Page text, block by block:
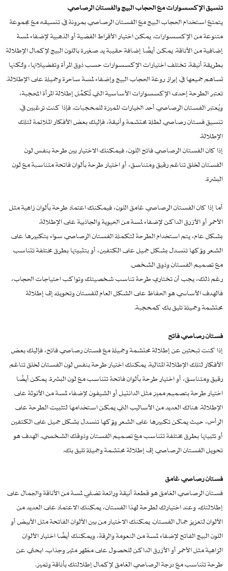
تنسيق الإكسسوارات مع الحجاب البيج والفستان الرصاصي
يتمتع استخدام الحجاب البيج مع الفستان الرصاصي بمرونة في تنسيقه مع مجموعة
متنوعة من الإكسسوارات. يمكن اختيار الأقراط الفضية أو الذهبية لإضفاء لمسة
إضافية من الأناقة. يمكن أيضًا إضافة حقيبة يد صغيرة باللون البيج لإكمال الإطلالة
بطريقة أنيقة. تختلف اختيارات الإكسسوارات حسب ذوق المرأة وتفضيلاتها، ولكنها
تساهم جميعها في إبراز روعة الحجاب البيج وإضفاء لمسة ساحرة وجميلة على الإطلالة.
تعتبر الطرحة إحدى الإكسسوارات الأساسية التي تُكمِّل إطلالة المرأة المحجبة،
ويُعتبر الفستان الرصاصي أحد الخيارات المميزة للمحجبات. فإذا كنت ترغبين في
تنسيق فستان رصاصي لطلة محتشمة وأنيقة، فإليك بعض الأفكار الملائمة لتلك
الإطلالة.
إذا كان الفستان الرصاصي فاتح اللون، فيمكنك الاختيار بين طرحة بنفس لون
الفستان لخلق تناغم رقيق ومتناسق، أو اختيار طرحة بألوان فاتحة متناسبة مع لون
البشرة.
أما إذا كان الفستان الرصاصي غامق اللون، فيمكنك اعتماد طرحة بألوان زاهية مثل
الأحمر أو الأزرق الداكن لإضفاء لمسة من الحيوية والجاذبية على الإطلالة.
بشكل عام، يتم استخدام الطرحة لتكملة الفستان الرصاصي سواء بتكبيرها على
الشعر وتركها تنسدل بشكل جميل على الكتفين، أو بتثبيتها بطرق مختلفة تتناسب
مع تصميم الفستان وذوق الشخص.
رغم ذلك، يجب أن تختاري طرحة تناسب شخصيتك وتواكب احتياجات الحجاب،
فالهدف الأساسي هو الحفاظ على الشكل العام للفستان وتحويله إلى إطلالة
محتشمة وجميلة تليق بك كمحجبة.
فستان رصاصي فاتح
إذا كنت تبحثين عن إطلالة محتشمة وجميلة مع فستان رصاصي فاتح، فإليك بعض
الأفكار لتلك الإطلالة المثالية. يمكنك اختيار طرحة بنفس لون الفستان لخلق تناغم
رقيق ومتناسق، أو اختيار طرحة بألوان فاتحة تتناسب مع لون البشرة. يمكن أيضًا
اختيار طرحة بتصميم مميز مثل الدانتيل أو الشيفون لإضفاء لمسة من الأنوثة على
الإطلالة. هناك العديد من الأساليب التي يمكن استخدامها لتثبيت الطرحة على
الرأس، حيث يمكن تكبيرها على الشعر وتركها تنسدل بشكل جميل على الكتفين
أو تثبيتها بطرق مختلفة تتناسب مع تصميم الفستان وذوقك الشخصي. الهدف هو
تحويل الفستان الرصاصي إلى إطلالة محتشمة وجميلة تليق بك.
فستان رصاصي غامق
فستان الرصاصي الغامق هو قطعة أنيقة ورائعة تضفي لمسة من الأناقة والجمال على
إطلالتك. وعند اختيارك لطرحة لهذا الفستان، يمكنك الاعتماد على العديد من
الألوان لتعزيز جمال الفستان. يمكنك الاختيار من بين الألوان الفاتحة مثل الأبيض أو
اللون البيج الفاتح لإضفاء لمسة من النعومة والرقة، ويمكنك أيضًا اختيار الألوان
الزاهية مثل الأحمر أو الأزرق الداكن للحصول على مظهر مثير وجذاب. ابحثي عن
طرحة تتناسب مع درجة الرصاصي الغامق لإكمال إطلالتك بأناقة وتميز.